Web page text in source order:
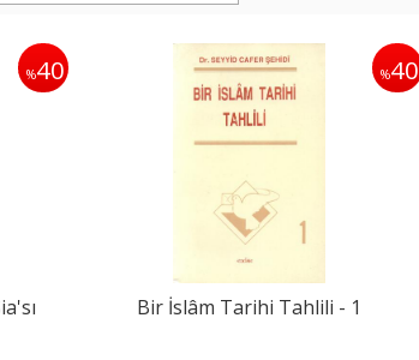
%40 %40
Bir İslâm Tarihi Tahlili - 1